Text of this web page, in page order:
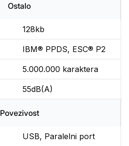
Ostalo
128kb
IBM® PPDS, ESC® P2
5.000.000 karaktera
55dB(A)
Povezivost
USB, Paralelni port